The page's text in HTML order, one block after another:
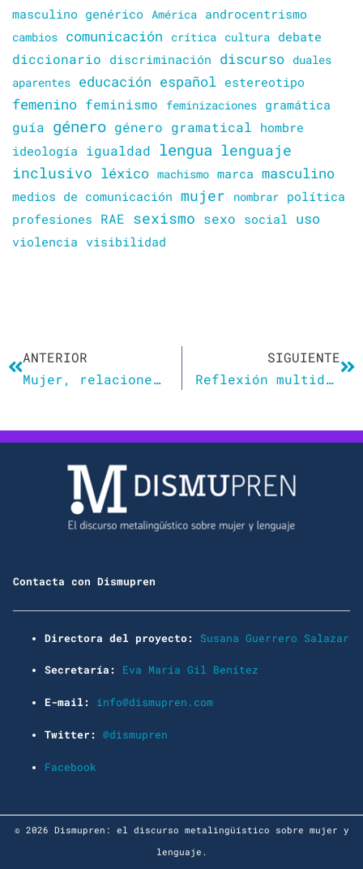
masculino genérico
América androcentrismo
cambios comunicación crítica cultura debate
diccionario discriminación discurso duales
aparentes educación español estereotipo
femenino feminismo feminizaciones gramática
guía género género gramatical hombre
ideología igualdad lengua lenguaje
inclusivo léxico machismo marca masculino
medios de comunicación mujer nombrar política
profesiones RAE sexismo sexo social uso
violencia visibilidad
ANTERIOR
Mujer, relaciones de género y discurso
SIGUIENTE
Reflexión multidisciplinar sobre la discriminación sexual
Contacta con Dismupren
Directora del proyecto: Susana Guerrero Salazar
Secretaría: Eva María Gil Benítez
E-mail: info@dismupren.com
Twitter: @dismupren
Facebook
© 2026 Dismupren: el discurso metalingüístico sobre mujer y
lenguaje.